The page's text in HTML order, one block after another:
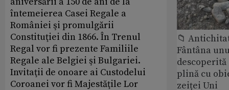
întemeierea Casei Regale a
României şi promulgării
Constituţiei din 1866. În Trenul
Regal vor fi prezente Familiile
Regale ale Belgiei şi Bulgariei.
Invitaţii de onoare ai Custodelui
Coroanei vor fi Majestăţile Lor
📁
Fântâna
plină cu
zeiței Uni